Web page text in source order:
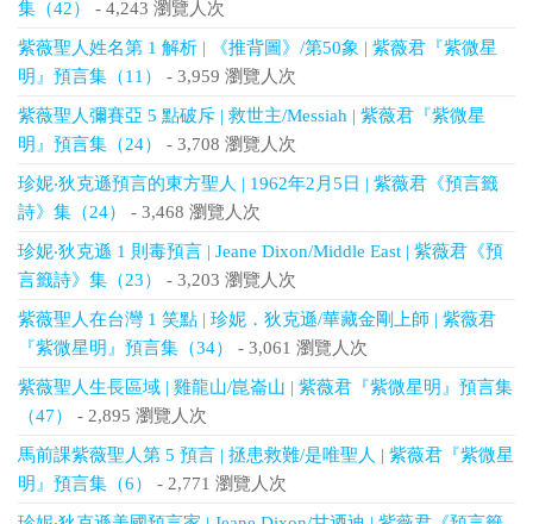
集（42） - 4,243 瀏覽人次
紫薇聖人姓名第 1 解析 | 《推背圖》/第50象 | 紫薇君『紫微星
明』預言集（11）
- 3,959 瀏覽人次
紫薇聖人彌賽亞 5 點破斥 | 救世主/Messiah | 紫薇君『紫微星
明』預言集（24）
- 3,708 瀏覽人次
珍妮‧狄克遜預言的東方聖人 | 1962年2月5日 | 紫薇君《預言籤
詩》集（24）
- 3,468 瀏覽人次
珍妮‧狄克遜 1 則毒預言 | Jeane Dixon/Middle East | 紫薇君《預
言籤詩》集（23）
- 3,203 瀏覽人次
紫薇聖人在台灣 1 笑點 | 珍妮．狄克遜/華藏金剛上師 | 紫薇君
『紫微星明』預言集（34）
- 3,061 瀏覽人次
紫薇聖人生長區域 | 雞龍山/崑崙山 | 紫薇君『紫微星明』預言集
（47）
- 2,895 瀏覽人次
馬前課紫薇聖人第 5 預言 | 拯患救難/是唯聖人 | 紫薇君『紫微星
明』預言集（6）
- 2,771 瀏覽人次